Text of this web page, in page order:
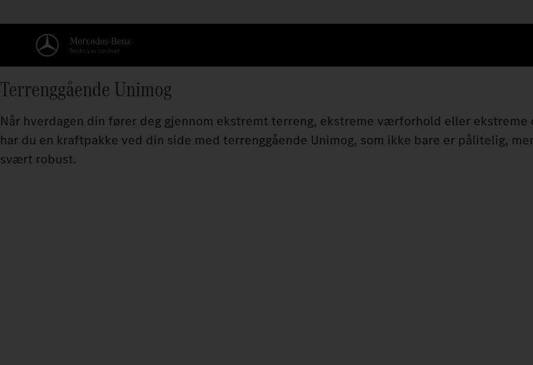
Terrenggående Unimog
Når hverdagen din fører deg gjennom ekstremt terreng, ekstreme værforhold eller ekstreme
har du en kraftpakke ved din side med terrenggående Unimog, som ikke bare er pålitelig,
svært robust.